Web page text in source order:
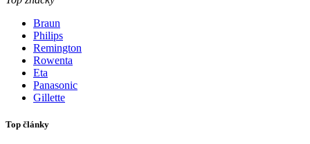
Braun
Philips
Remington
Rowenta
Eta
Panasonic
Gillette
Top články